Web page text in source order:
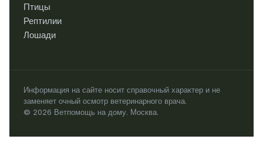
Птицы
Рептилии
Лошади
Информация на сайте носит справочный характер и не
заменяет очный осмотр ветеринарного врача.
© 2026 Ветпомощь на дому. Москва.